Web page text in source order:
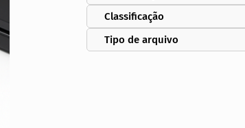
Classificação
Tipo de arquivo